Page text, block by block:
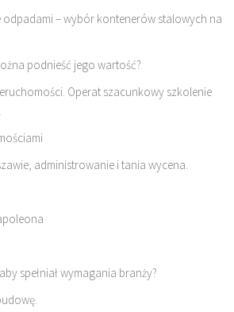
odpadami – wybór kontenerów stalowych na
podnieść jego wartość?
Operat szacunkowy szkolenie
administrowanie i tania wycena.
spełniał wymagania branży?